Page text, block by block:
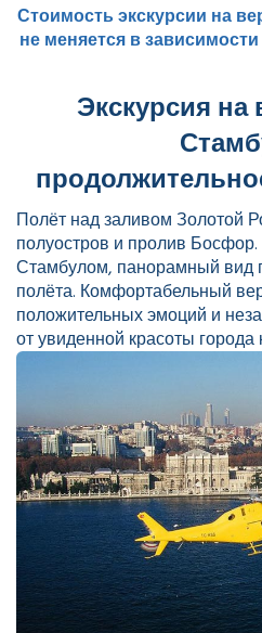
Стоимость экскурсии на
не меняется в
Экскурсия на
Полёт над заливом Золотой
полуостров и пролив
Стамбулом, панорамный вид
полёта. Комфортабельный
положительных эмоций и
от увиденной красоты города